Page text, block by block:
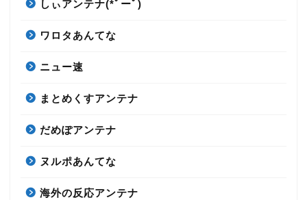
しぃアンテナ(*ﾟーﾟ)
ワロタあんてな
ニュー速
まとめくすアンテナ
だめぽアンテナ
ヌルポあんてな
海外の反応アンテナ